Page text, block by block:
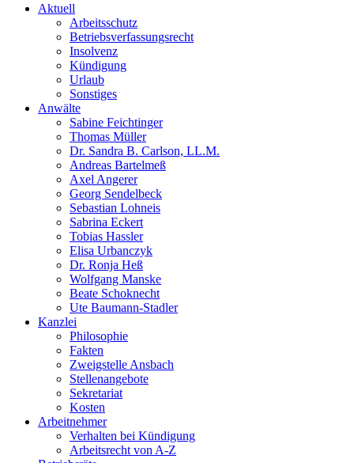
Aktuell
Arbeitsschutz
Betriebsverfassungsrecht
Insolvenz
Kündigung
Urlaub
Sonstiges
Anwälte
Sabine Feichtinger
Thomas Müller
Dr. Sandra B. Carlson, LL.M.
Andreas Bartelmeß
Axel Angerer
Georg Sendelbeck
Sebastian Lohneis
Sabrina Eckert
Tobias Hassler
Elisa Urbanczyk
Dr. Ronja Heß
Wolfgang Manske
Beate Schoknecht
Ute Baumann-Stadler
Kanzlei
Philosophie
Fakten
Zweigstelle Ansbach
Stellenangebote
Sekretariat
Kosten
Arbeitnehmer
Verhalten bei Kündigung
Arbeitsrecht von A-Z